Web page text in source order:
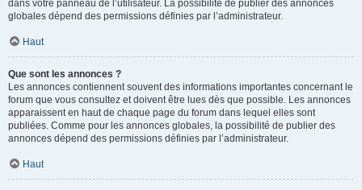
dans votre panneau de l’utilisateur. La possibilité de publier des annonces
globales dépend des permissions définies par l’administrateur.
Haut
Que sont les annonces ?
Les annonces contiennent souvent des informations importantes concernant le
forum que vous consultez et doivent être lues dès que possible. Les annonces
apparaissent en haut de chaque page du forum dans lequel elles sont
publiées. Comme pour les annonces globales, la possibilité de publier des
annonces dépend des permissions définies par l’administrateur.
Haut